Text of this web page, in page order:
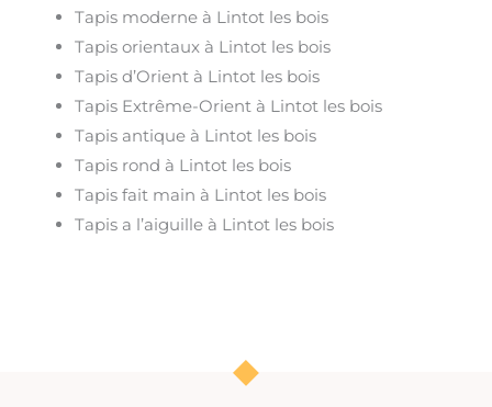
Tapis moderne à Lintot les bois
Tapis orientaux à Lintot les bois
Tapis d’Orient à Lintot les bois
Tapis Extrême-Orient à Lintot les bois
Tapis antique à Lintot les bois
Tapis rond à Lintot les bois
Tapis fait main à Lintot les bois
Tapis a l’aiguille à Lintot les bois